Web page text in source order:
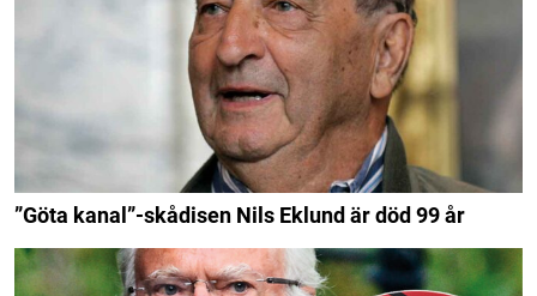
”Göta kanal”-skådisen Nils Eklund är död 99 år